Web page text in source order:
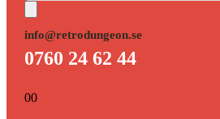
info@retrodungeon.se
0760 24 62 44
00